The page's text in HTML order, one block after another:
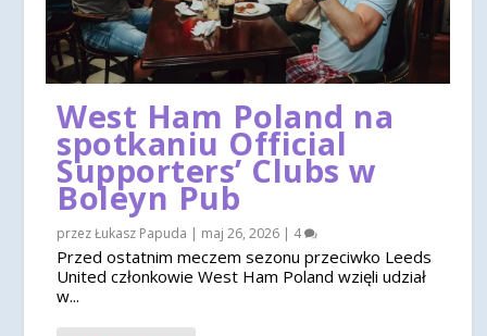
West Ham Poland na
spotkaniu Official
Supporters’ Clubs w
Boleyn Pub
przezŁukasz Papuda | maj 26, 2026 | 4
Przed ostatnim meczem sezonu przeciwko Leeds
United członkowie West Ham Poland wzięli udział
w...